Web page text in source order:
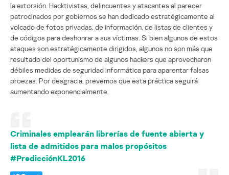
la extorsión. Hacktivistas, delincuentes y atacantes al parecer
patrocinados por gobiernos se han dedicado estratégicamente al
volcado de fotos privadas, de información, de listas de clientes y
de códigos para deshonrar a sus víctimas. Si bien algunos de estos
ataques son estratégicamente dirigidos, algunos no son más que
resultado del oportunismo de algunos hackers que aprovecharon
débiles medidas de seguridad informática para aparentar falsas
proezas. Por desgracia, prevemos que esta práctica seguirá
aumentando exponencialmente.
Criminales emplearán librerías de fuente abierta y
lista de admitidos para malos propósitos
#PredicciónKL2016